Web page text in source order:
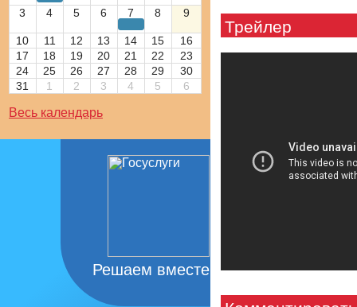
3 4 5 6 7 8 9
10 11 12 13 14 15
16
17
18 19 20 21 22
23
24
25 26 27 28 29
30
31
1 2 3 4 5 6
Весь календарь
Решаем вместе
Трейлер